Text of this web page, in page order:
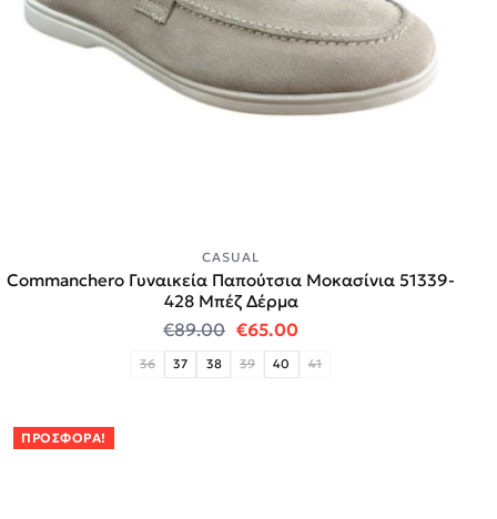
CASUAL
Commanchero Γυναικεία Παπούτσια Μοκασίνια 51339-
428 Μπέζ Δέρμα
€89.00 Original price was: €89.00.
€65.00Η τρέχουσα τιμή
36 37 38 39 40 41
ΠΡΟΣΦΟΡΆ!